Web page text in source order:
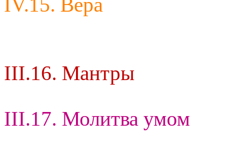
III.16. Мантры
III.17. Молитва умом